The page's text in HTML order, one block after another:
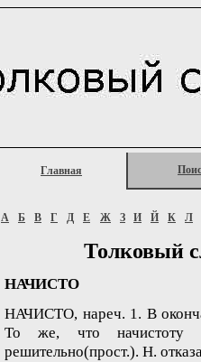
Главная
А Б В Г Д Е Ж З И Й К Л
Толковый
НАЧИСТО
НАЧИСТО, нареч. 1. В
То же, что начистоту
решительно(прост.). Н.